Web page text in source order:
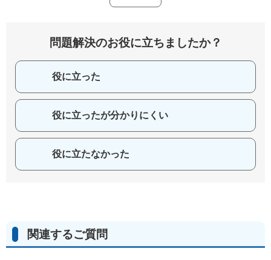
問題解決のお役に立ちましたか？
役に立った
役に立ったが分かりにくい
役に立たなかった
関連するご質問